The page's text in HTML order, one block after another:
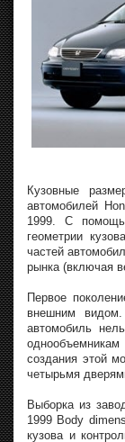
Кузовные
автомобилей
1999. С
геометрии
частей
рынка (включая
Первое
внешним
автомобиль
создания этой
четырьмя
Выборка из
1999 Body
кузова и